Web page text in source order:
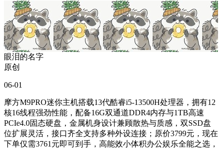
眼泪的名字
原创
06-01
摩方M9PRO迷你主机搭载13代酷睿i5-13500H处理器，拥有12
核16线程强劲性能，配备16G双通道DDR4内存与1TB高速
PCIe4.0固态硬盘，金属机身设计兼顾散热与质感，双SSD盘
位扩展灵活，接口齐全支持多种外设连接；原价3799元，现在
下单仅需3761元即可到手，高能效小体积办公娱乐全能之选，